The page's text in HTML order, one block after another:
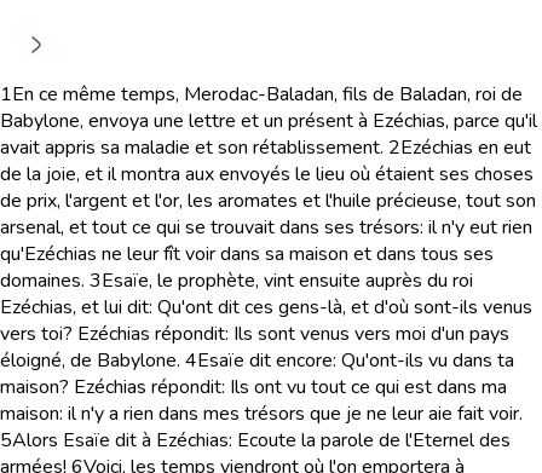
1En ce même temps, Merodac-Baladan, fils de Baladan, roi de
Babylone, envoya une lettre et un présent à Ezéchias, parce qu'il
avait appris sa maladie et son rétablissement. 2Ezéchias en eut
de la joie, et il montra aux envoyés le lieu où étaient ses choses
de prix, l'argent et l'or, les aromates et l'huile précieuse, tout son
arsenal, et tout ce qui se trouvait dans ses trésors: il n'y eut rien
qu'Ezéchias ne leur fît voir dans sa maison et dans tous ses
domaines. 3Esaïe, le prophète, vint ensuite auprès du roi
Ezéchias, et lui dit: Qu'ont dit ces gens-là, et d'où sont-ils venus
vers toi? Ezéchias répondit: Ils sont venus vers moi d'un pays
éloigné, de Babylone. 4Esaïe dit encore: Qu'ont-ils vu dans ta
maison? Ezéchias répondit: Ils ont vu tout ce qui est dans ma
maison: il n'y a rien dans mes trésors que je ne leur aie fait voir.
5Alors Esaïe dit à Ezéchias: Ecoute la parole de l'Eternel des
armées! 6Voici, les temps viendront où l'on emportera à